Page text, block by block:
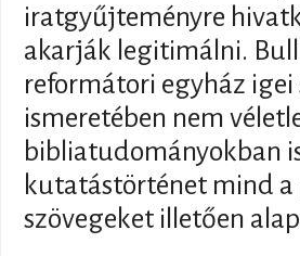
iratgyűjteményre
akarják legitimálni.
reformátori egyház
ismeretében nem
bibliatudományokban
kutatástörténet mind a
szövegeket illetően